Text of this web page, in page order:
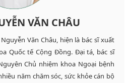
VĂN CHÂU
Văn Châu, hiện là bác sĩ xuất
Quốc tế Cộng Đồng. Đại tá, bác sĩ
Chủ nhiệm khoa Ngoại bệnh
năm chăm sóc, sức khỏe cán bộ